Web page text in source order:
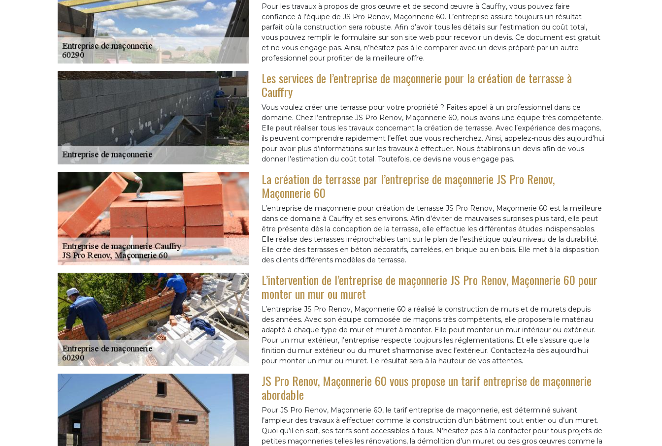
Pour les travaux à propos de gros œuvre et de second œuvre à Cauffry, vous pouvez faire
confiance à l’équipe de JS Pro Renov, Maçonnerie 60. L’entreprise assure toujours un résultat
parfait où la construction sera robuste. Afin d’avoir tous les détails sur l’estimation du coût total,
vous pouvez remplir le formulaire sur son site web pour recevoir un devis. Ce document est gratuit
et ne vous engage pas. Ainsi, n’hésitez pas à le comparer avec un devis préparé par un autre
professionnel pour profiter de la meilleure offre.
Les services de l’entreprise de maçonnerie pour la création de terrasse à
Cauffry
Vous voulez créer une terrasse pour votre propriété ? Faites appel à un professionnel dans ce
domaine. Chez l’entreprise JS Pro Renov, Maçonnerie 60, nous avons une équipe très compétente.
Elle peut réaliser tous les travaux concernant la création de terrasse. Avec l’expérience des maçons,
ils peuvent comprendre rapidement l’effet que vous recherchez. Ainsi, appelez-nous dès aujourd’hui
pour avoir plus d’informations sur les travaux à effectuer. Nous établirons un devis afin de vous
donner l’estimation du coût total. Toutefois, ce devis ne vous engage pas.
La création de terrasse par l’entreprise de maçonnerie JS Pro Renov,
Maçonnerie 60
L’entreprise de maçonnerie pour création de terrasse JS Pro Renov, Maçonnerie 60 est la meilleure
dans ce domaine à Cauffry et ses environs. Afin d’éviter de mauvaises surprises plus tard, elle peut
être présente dès la conception de la terrasse, elle effectue les différentes études indispensables.
Elle réalise des terrasses irréprochables tant sur le plan de l’esthétique qu’au niveau de la durabilité.
Elle crée des terrasses en béton décoratifs, carrelées, en brique ou en bois. Elle met à la disposition
des clients différents modèles de terrasse.
L’intervention de l’entreprise de maçonnerie JS Pro Renov, Maçonnerie 60 pour
monter un mur ou muret
L’entreprise JS Pro Renov, Maçonnerie 60 a réalisé la construction de murs et de murets depuis
des années. Avec son équipe composée de maçons très compétents, elle proposera le matériau
adapté à chaque type de mur et muret à monter. Elle peut monter un mur intérieur ou extérieur.
Pour un mur extérieur, l’entreprise respecte toujours les réglementations. Et elle s’assure que la
finition du mur extérieur ou du muret s’harmonise avec l’extérieur. Contactez-la dès aujourd’hui
pour monter un mur ou muret. Le résultat sera à la hauteur de vos attentes.
JS Pro Renov, Maçonnerie 60 vous propose un tarif entreprise de maçonnerie
abordable
Pour JS Pro Renov, Maçonnerie 60, le tarif entreprise de maçonnerie, est déterminé suivant
l’ampleur des travaux à effectuer comme la construction d’un bâtiment tout entier ou d’un muret.
Quoi qu’il en soit, ses tarifs sont accessibles à tous. N’hésitez pas à la contacter pour tous projets de
petites maçonneries telles les rénovations, la démolition d’un muret ou des gros œuvres comme la